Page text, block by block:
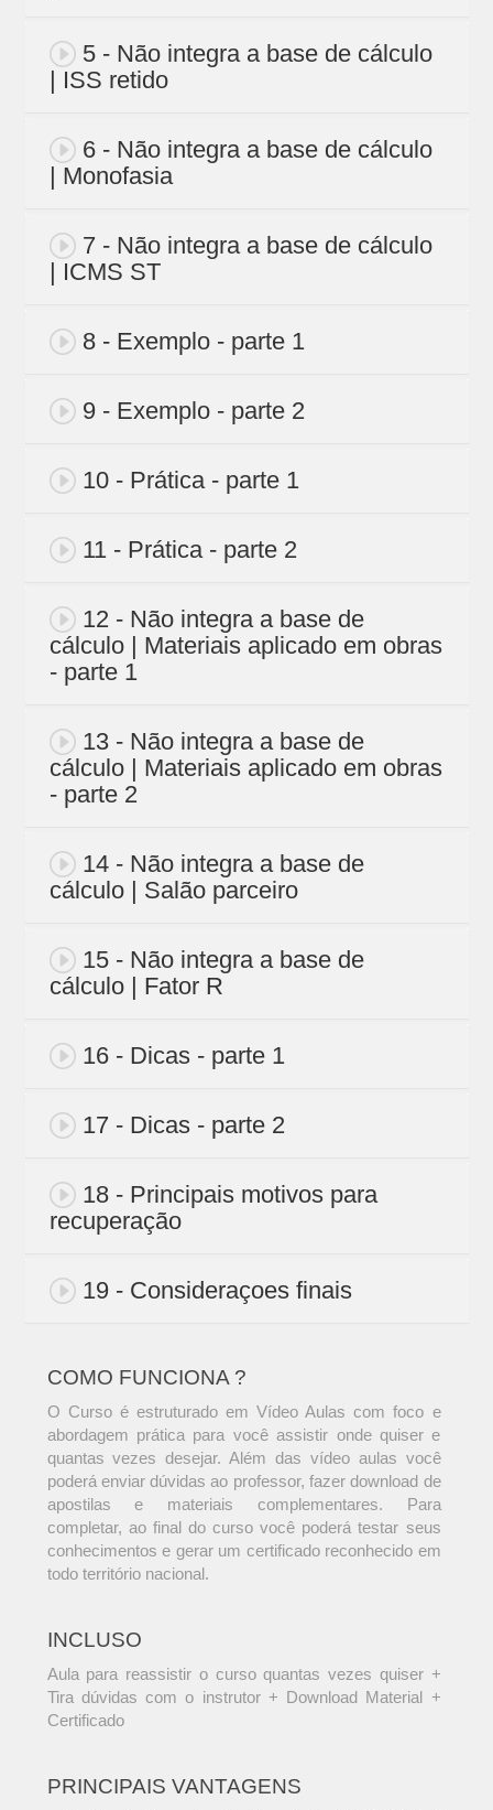
5 - Não integra a base de cálculo
| ISS retido
6 - Não integra a base de cálculo
| Monofasia
7 - Não integra a base de cálculo
| ICMS ST
8 - Exemplo - parte 1
9 - Exemplo - parte 2
10 - Prática - parte 1
11 - Prática - parte 2
12 - Não integra a base de
cálculo | Materiais aplicado em obras
- parte 1
13 - Não integra a base de
cálculo | Materiais aplicado em obras
- parte 2
14 - Não integra a base de
cálculo | Salão parceiro
15 - Não integra a base de
cálculo | Fator R
16 - Dicas - parte 1
17 - Dicas - parte 2
18 - Principais motivos para
recuperação
19 - Consideraçoes finais
COMO FUNCIONA ?
O Curso é estruturado em Vídeo Aulas com foco e
abordagem prática para você assistir onde quiser e
quantas vezes desejar. Além das vídeo aulas você
poderá enviar dúvidas ao professor, fazer download de
apostilas e materiais complementares. Para
completar, ao final do curso você poderá testar seus
conhecimentos e gerar um certificado reconhecido em
todo território nacional.
INCLUSO
Aula para reassistir o curso quantas vezes quiser +
Tira dúvidas com o instrutor + Download Material +
Certificado
PRINCIPAIS VANTAGENS